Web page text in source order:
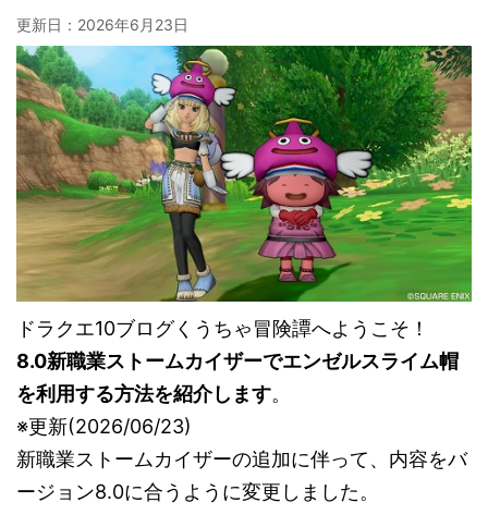
更新日： 2026年6月23日
ドラクエ10ブログくうちゃ冒険譚へようこそ！
8.0新職業ストームカイザーでエンゼルスライム帽
を利用する方法を紹介します。
※更新(2026/06/23)
新職業ストームカイザーの追加に伴って、内容をバ
ージョン8.0に合うように変更しました。